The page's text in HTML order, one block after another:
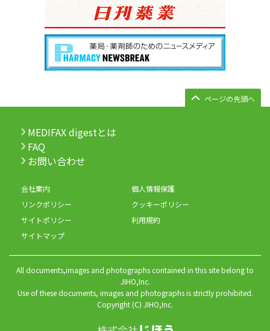
ページの先頭へ
MEDIFAX digestとは
FAQ
お問い合わせ
会社案内
個人情報保護
リンクポリシー
クッキーポリシー
サイトポリシー
利用規約
サイトマップ
All documents,images and photographs contained in this site belong to
JIHO,Inc.
Use of these documents, images and photographs is strictly prohibited.
Copyright (C) JIHO,Inc.